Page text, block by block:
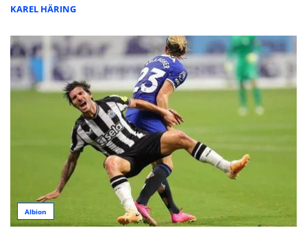
KAREL HÄRING
Albion